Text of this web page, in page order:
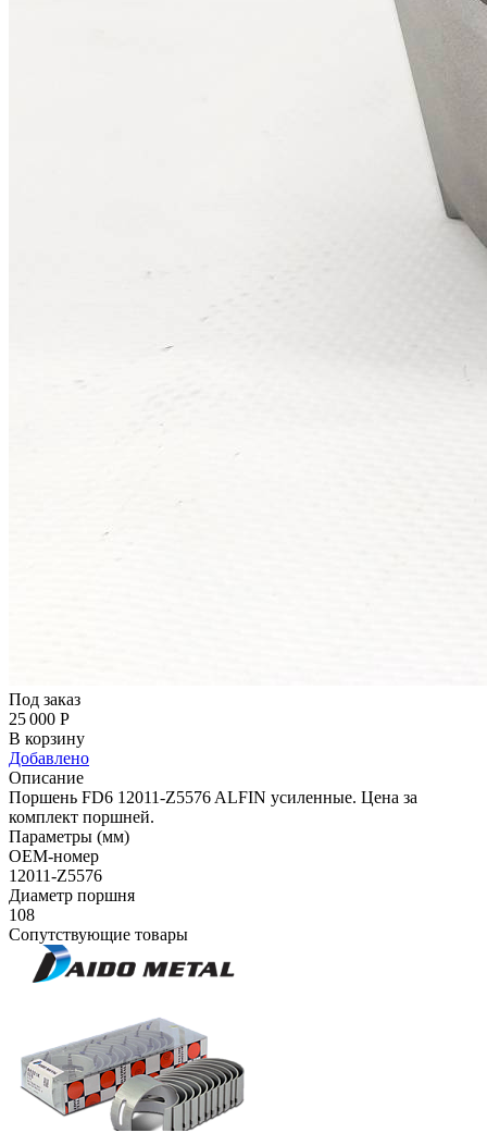
Под заказ
25 000 Р
В корзину
Добавлено
Описание
Поршень FD6 12011-Z5576 ALFIN усиленные. Цена за
комплект поршней.
Параметры (мм)
OEM-номер
12011-Z5576
Диаметр поршня
108
Сопутствующие товары